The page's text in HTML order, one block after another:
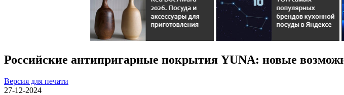
Российские антипригарные покрытия YUNA: новые
Версия для печати
27-12-2024